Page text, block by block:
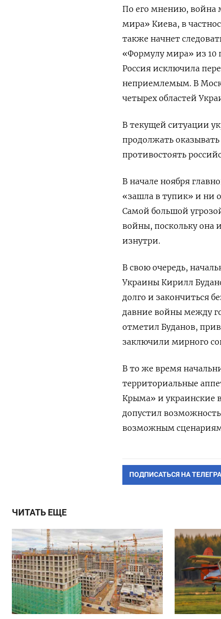
По его мнению, война
мира» Киева, в
также начнет
«Формулу мира» из 10
Россия исключила
неприемлемым. В
четырех областей
В текущей ситуации
продолжать
противостоять
В начале ноября
«зашла в тупик» и ни
Самой большой
войны, поскольку она
изнутри.
В свою очередь,
Украины Кирилл
долго и закончиться
давние войны между
отметил Буданов,
заключили мирного
В то же время
территориальные
Крыма» и украинские
допустил
возможным
ПОДПИСАТЬСЯ НА
ЧИТАТЬ ЕЩЕ